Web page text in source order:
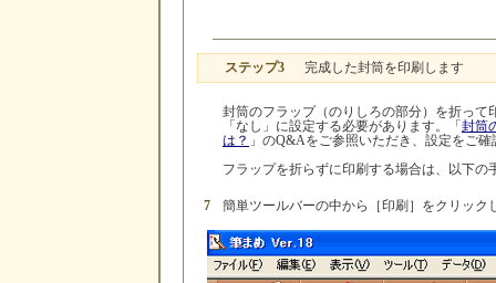
ステップ3 完成した封筒を印刷します
封筒のフラップ（のりしろの部分）を折っ
「なし」に設定する必要があります。「 封筒
は？ 」のQ&Aをご参照いただき、設定をご
フラップを折らずに印刷する場合は、以下の
7 簡単ツールバーの中から［印刷］をクリック